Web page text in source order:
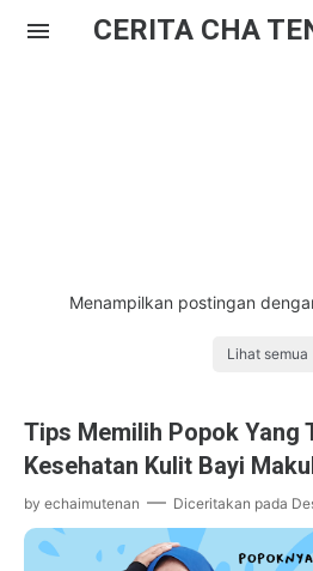
Menampilkan postingan
Lihat semua
Tips Memilih Popok Yang
Kesehatan Kulit Bayi
by echaimutenan Diceritakan pada